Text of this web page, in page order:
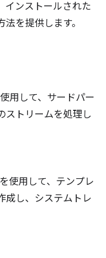
インストールされた
を提供します。
用して、サードパー
ストリームを処理し
使用して、テンプレ
成し、システムトレ